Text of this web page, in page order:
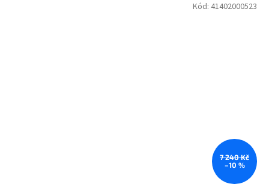
7 240 Kč
–10 %
Kód: 41402000523